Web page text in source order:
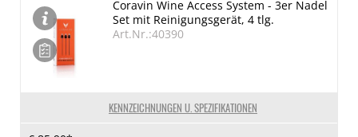
KENNZEICHNUNGEN U. SPEZIFIKATIONEN
Coravin Wine Access System - 3er Nadel
Set mit Reinigungsgerät, 4 tlg.
Art.Nr.:40390